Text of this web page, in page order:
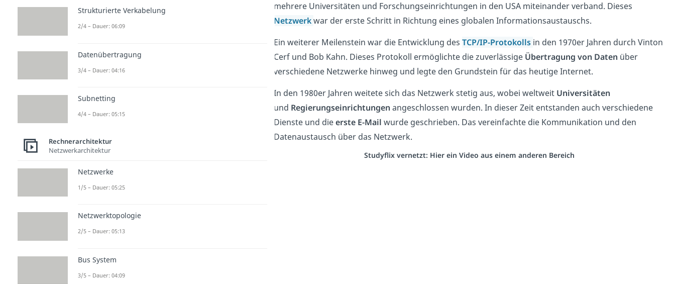
mehrere Universitäten und Forschungseinrichtungen in den USA miteinander verband. Dieses
Netzwerkwar der erste Schritt in Richtung eines globalen Informationsaustauschs.
Ein weiterer Meilenstein war die Entwicklung desTCP/IP-Protokolls in den 1970er Jahren durch Vinton
Cerf und Bob Kahn. Dieses Protokoll ermöglichte die zuverlässige Übertragung von Daten über
verschiedene Netzwerke hinweg und legte den Grundstein für das heutige Internet.
In den 1980er Jahren weitete sich das Netzwerk stetig aus, wobei weltweit Universitäten
und Regierungseinrichtungen angeschlossen wurden. In dieser Zeit entstanden auch verschiedene
Dienste und dieerste E-Mail wurde geschrieben. Das vereinfachte die Kommunikation und den
Datenaustausch über das Netzwerk.
Studyflix vernetzt: Hier ein Video aus einem anderen Bereich
Strukturierte Verkabelung
2/4 – Dauer: 06:09
Datenübertragung
3/4 – Dauer: 04:16
Subnetting
4/4 – Dauer: 05:15
Rechnerarchitektur
Netzwerkarchitektur
Netzwerke
1/5 – Dauer: 05:25
Netzwerktopologie
2/5 – Dauer: 05:13
Bus System
3/5 – Dauer: 04:09